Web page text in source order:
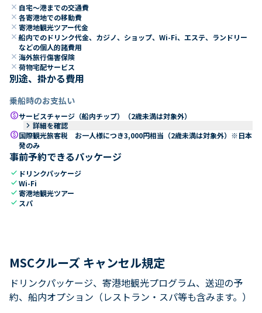
close 自宅～港までの交通費
close 各寄港地での移動費
close 寄港地観光ツアー代金
close 船内でのドリンク代金、カジノ、ショップ、Wi-Fi、エステ、ランドリー
などの個人的諸費用
close 海外旅行傷害保険
close 荷物宅配サービス
別途、掛かる費用
乗船時のお支払い
paidサービスチャージ（船内チップ）（2歳未満は対象外）
keyboard_arrow_right 詳細を確認
paid国際観光旅客税 お一人様につき3,000円相当（2歳未満は対象外）※日本
発のみ
事前予約できるパッケージ
check ドリンクパッケージ
checkWi-Fi
check寄港地観光ツアー
check スパ
MSCクルーズ キャンセル規定
ドリンクパッケージ、寄港地観光プログラム、送迎の予
約、船内オプション（レストラン・スパ等も含みます。）